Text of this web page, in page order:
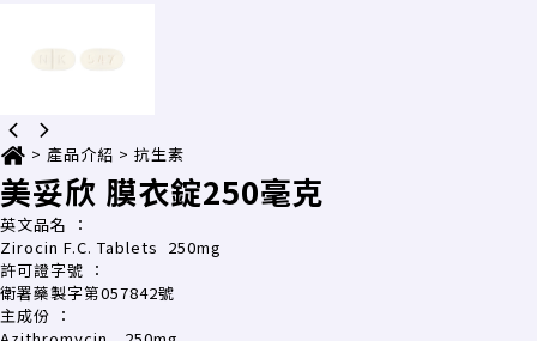
> 產品介紹 > 抗生素
美妥欣 膜衣錠250毫克
英文品名
：
Zirocin F.C. Tablets 250mg
許可證字號 ：
衛署藥製字第057842號
主成份 ：